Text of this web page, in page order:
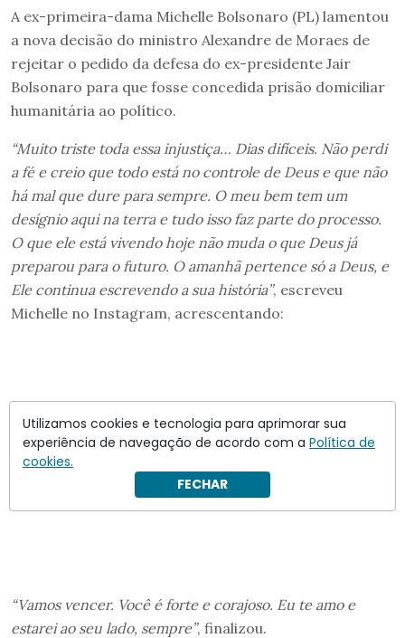
A ex-primeira-dama Michelle Bolsonaro (PL) lamentou
a nova decisão do ministro Alexandre de Moraes de
rejeitar o pedido da defesa do ex-presidente Jair
Bolsonaro para que fosse concedida prisão domiciliar
humanitária ao político.
“Muito triste toda essa injustiça… Dias difíceis. Não perdi
a fé e creio que todo está no controle de Deus e que não
há mal que dure para sempre. O meu bem tem um
desígnio aqui na terra e tudo isso faz parte do processo.
O que ele está vivendo hoje não muda o que Deus já
preparou para o futuro. O amanhã pertence só a Deus, e
Ele continua escrevendo a sua história”, escreveu
Michelle no Instagram, acrescentando:
“Vamos vencer. Você é forte e corajoso. Eu te amo e
estarei ao seu lado, sempre”, finalizou.
Utilizamos cookies e tecnologia para aprimorar sua
experiência de navegação de acordo com a Política de
cookies.
FECHAR